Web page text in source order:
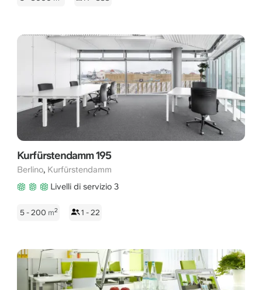
Kurfürstendamm 195
Berlino, Kurfürstendamm
Livelli di servizio 3
5 - 200 m2 1 - 22